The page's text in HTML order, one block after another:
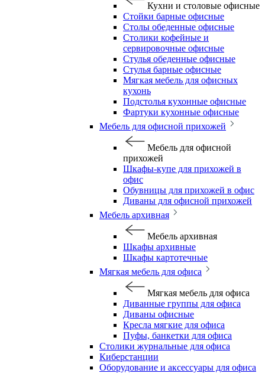
Кухни и столовые офисные
Стойки барные офисные
Столы обеденные офисные
Столики кофейные и
сервировочные офисные
Стулья обеденные офисные
Стулья барные офисные
Мягкая мебель для офисных
кухонь
Подстолья кухонные офисные
Фартуки кухонные офисные
Мебель для офисной прихожей
Мебель для офисной
прихожей
Шкафы-купе для прихожей в
офис
Обувницы для прихожей в офис
Диваны для офисной прихожей
Мебель архивная
Мебель архивная
Шкафы архивные
Шкафы картотечные
Мягкая мебель для офиса
Мягкая мебель для офиса
Диванные группы для офиса
Диваны офисные
Кресла мягкие для офиса
Пуфы, банкетки для офиса
Столики журнальные для офиса
Киберстанции
Оборудование и аксессуары для офиса